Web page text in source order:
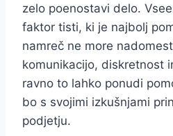
zelo poenostavi delo.
faktor tisti, ki je najbolj
namreč ne more
komunikacijo, diskretnost
ravno to lahko ponudi
bo s svojimi izkušnjami
podjetju.